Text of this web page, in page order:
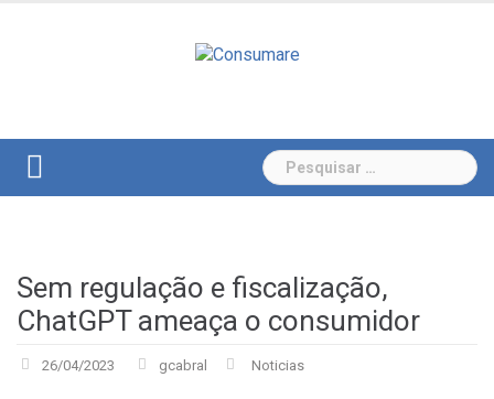
Pesquisar
por:
Sem regulação e fiscalização,
ChatGPT ameaça o consumidor
26/04/2023 gcabral Noticias